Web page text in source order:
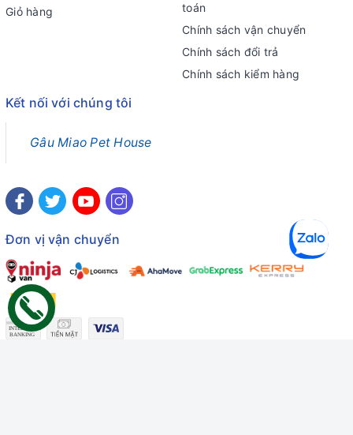
Giỏ hàng
toán
Chính sách vận chuyển
Chính sách đổi trả
Chính sách kiểm hàng
Kết nối với chúng tôi
Gâu Miao Pet House
Đơn vị vận chuyển